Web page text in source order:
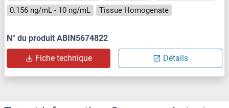
0.156 ng/mL - 10 ng/mL
Tissue Homogenate
N° du produit ABIN5674822
Fiche technique Détails